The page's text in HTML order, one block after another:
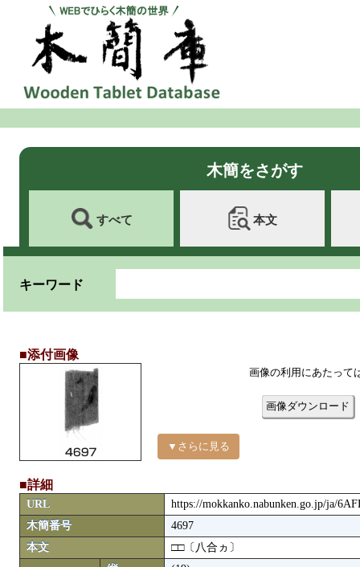
木簡をさがす
すべて 本文
キーワード
■添付画像
▼さらに見る
画像の利用にあたって
画像ダウンロード
■詳細
URL
https://mokkanko.nabunken.go.jp/ja/
木簡番号
4697
本文
□□〔八合ヵ〕